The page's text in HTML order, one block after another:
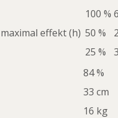
effekt (h)
100 %
50 %
25 %
84 %
33 cm
16 kg